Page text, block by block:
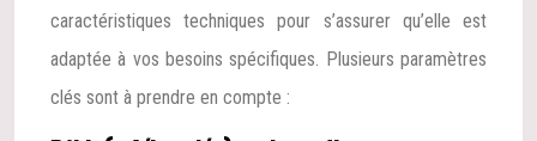
caractéristiques techniques pour s’assurer qu’elle est
adaptée à vos besoins spécifiques. Plusieurs paramètres
clés sont à prendre en compte :